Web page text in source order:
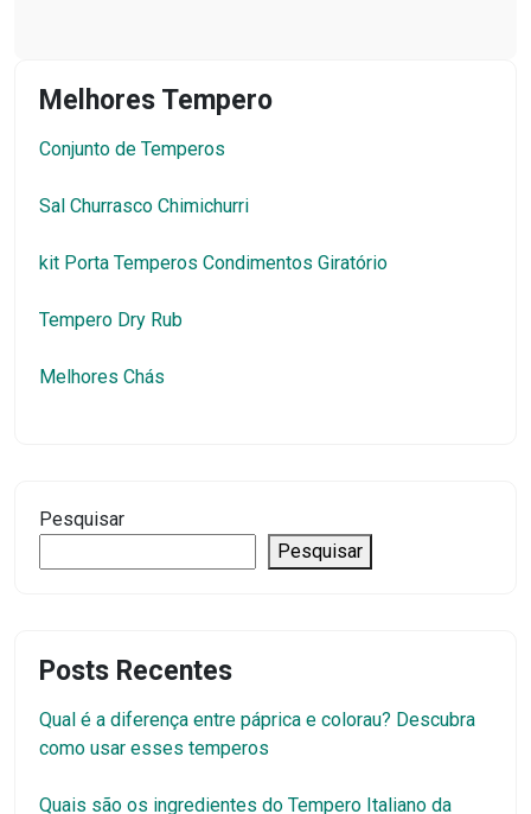
Melhores Tempero
Conjunto de Temperos
Sal Churrasco Chimichurri
kit Porta Temperos Condimentos Giratório
Tempero Dry Rub
Melhores Chás
Pesquisar
Pesquisar
Posts Recentes
Qual é a diferença entre páprica e colorau? Descubra
como usar esses temperos
Quais são os ingredientes do Tempero Italiano da